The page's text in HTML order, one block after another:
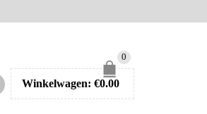
0
Winkelwagen: €0.00